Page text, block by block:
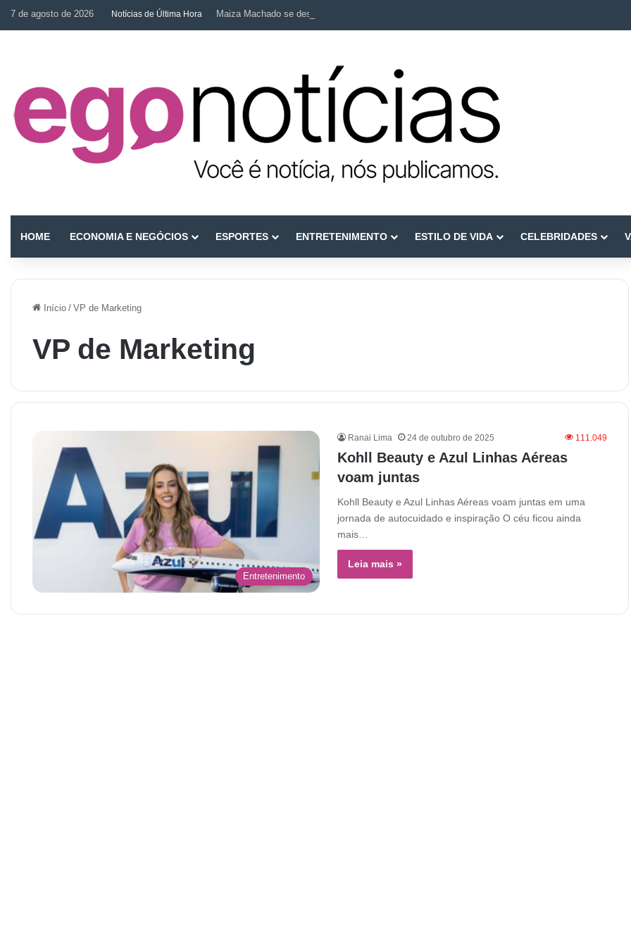
7 de agosto de 2026 Notícias de Última Hora Maiza Machado se destaca como referência em terapia capilar e saúde do couro cabeludo
HOME ECONOMIA E NEGÓCIOS ESPORTES ENTRETENIMENTO ESTILO DE VIDA CELEBRIDADES
Início / VP de Marketing
VP de Marketing
Entretenimento
Ranai Lima 24 de outubro de 2025 111.049
Kohll Beauty e Azul Linhas Aéreas
voam juntas
Kohll Beauty e Azul Linhas Aéreas voam juntas em uma
jornada de autocuidado e inspiração O céu ficou ainda
mais…
Leia mais »